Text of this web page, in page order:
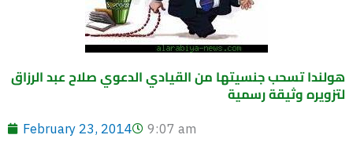
هولندا تسحب جنسيتها من القيادي الدعوي صلاح عبد الرزاق
لتزويره وثيقة رسمية
February 23, 2014 9:07 am